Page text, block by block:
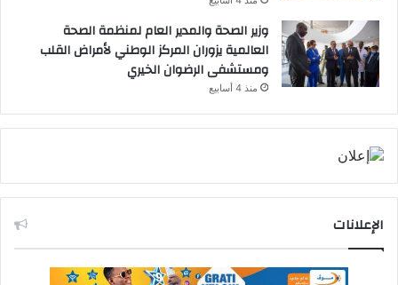
وزير الصحة والمدير العام لمنظمة الصحة
العالمية يزوران المركز الوطني لأمراض القلب
ومستشفى الرضوان الخيري
منذ 4 أسابيع
الإعلانات